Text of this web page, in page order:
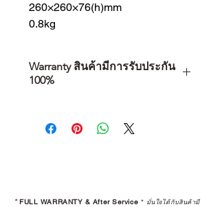
260×260×76(h)mm
0.8kg
Warranty สินค้ามีการรับประกัน
100%
คุณตัดสินใจซื้อ แต่รวมไปถึง
“ประสบการณ์หลังการใช้งาน” ใน
STUDIO และร้านตัวแทนจำหน่ายที่
*FULL WARRANTY & After Service * มั่นใจได้กับสินค้ามี